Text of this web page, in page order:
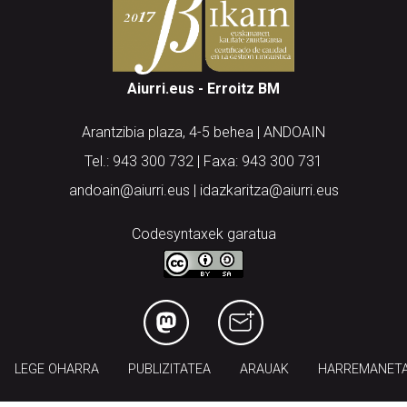
Aiurri.eus - Erroitz BM
Arantzibia plaza, 4-5 behea | ANDOAIN
Tel.: 943 300 732 | Faxa: 943 300 731
andoain@aiurri.eus | idazkaritza@aiurri.eus
Codesyntaxek garatua
LEGE OHARRA PUBLIZITATEA ARAUAK